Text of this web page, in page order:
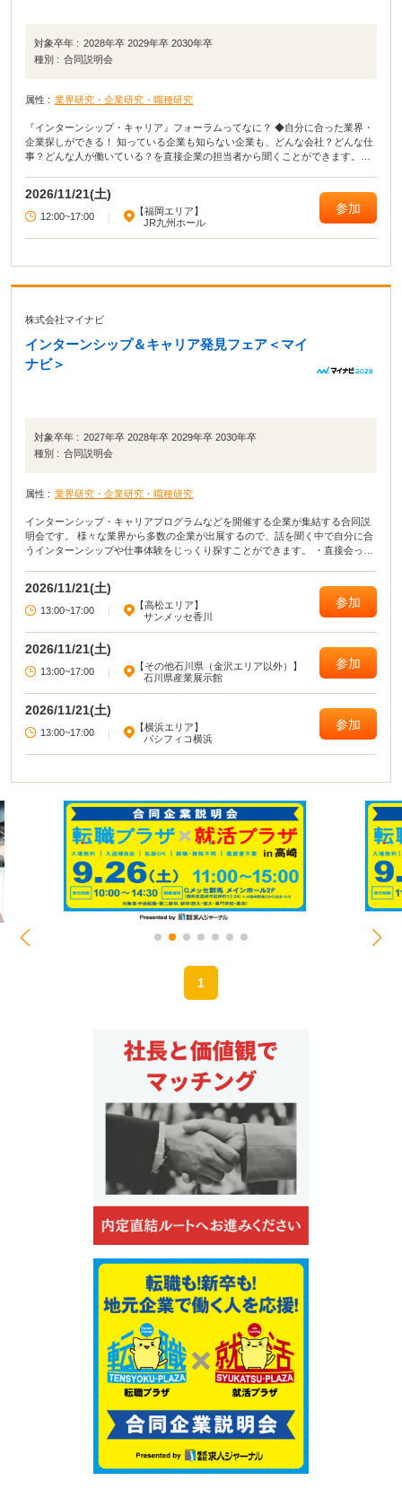
対象卒年 : 2028年卒 2029年卒 2030年卒
種別 : 合同説明会
属性 : 業界研究・企業研究・職種研究
『インターンシップ・キャリア』フォーラムってなに？ ◆自分に合った業界・
企業探しができる！ 知っている企業も知らない企業も、どんな会社？どんな仕
事？どんな人が働いている？を直接企業の担当者から聞くことができます。
2026/11/21(土)
12:00~17:00 |
【福岡エリア】
JR九州ホール
参加
株式会社マイナビ
インターンシップ＆キャリア発見フェア＜マイ
ナビ＞
対象卒年 : 2027年卒 2028年卒 2029年卒 2030年卒
種別 : 合同説明会
属性 : 業界研究・企業研究・職種研究
インターンシップ・キャリアプログラムなどを開催する企業が集結する合同説
明会です。 様々な業界から多数の企業が出展するので、話を聞く中で自分に合
うインターンシップや仕事体験をじっくり探すことができます。 ・直接会って
できる！ ・周囲の学生の雰囲気が分かり意識が高まる！
2026/11/21(土)
13:00~17:00 |
【高松エリア】
サンメッセ香川
参加
2026/11/21(土)
13:00~17:00 |
【その他石川県（金沢エリア以外）】
石川県産業展示館
参加
2026/11/21(土)
13:00~17:00 |
【横浜エリア】
パシフィコ横浜
参加
1